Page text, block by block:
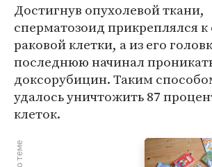
Достигнув опухолевой ткани,
сперматозоид прикреплялся к
раковой клетки, а из его
последнюю начинал
доксорубицин. Таким
удалось уничтожить 87
клеток.